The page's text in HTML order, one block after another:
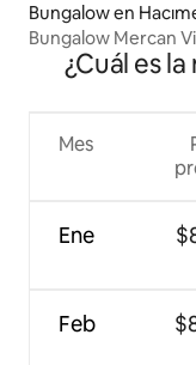
Bungalow en
Bungalow Mercan
climatizada
¿Cuál es
Mes
Ene
Feb